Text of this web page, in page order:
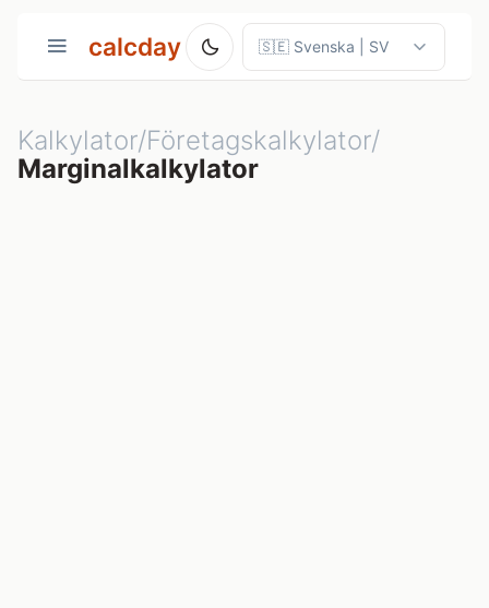
calcday
Kalkylator/Företagskalkylator/
Marginalkalkylator